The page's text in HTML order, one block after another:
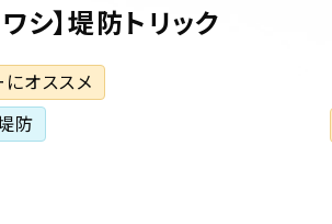
ワシ】堤防トリック
にオススメ
防